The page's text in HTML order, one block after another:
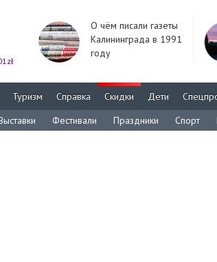
О чём писали газеты
Калининграда в 1991
году
Туризм Справка Скидки Дети
Фестивали Праздники Спорт